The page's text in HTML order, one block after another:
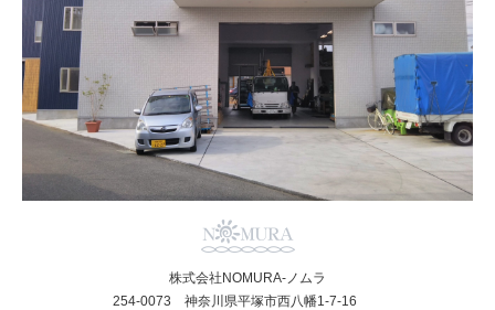
株式会社NOMURA-ノムラ
254-0073 神奈川県平塚市西八幡1-7-16